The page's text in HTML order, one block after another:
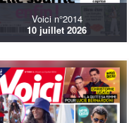
Voici n°2014
10 juillet 2026